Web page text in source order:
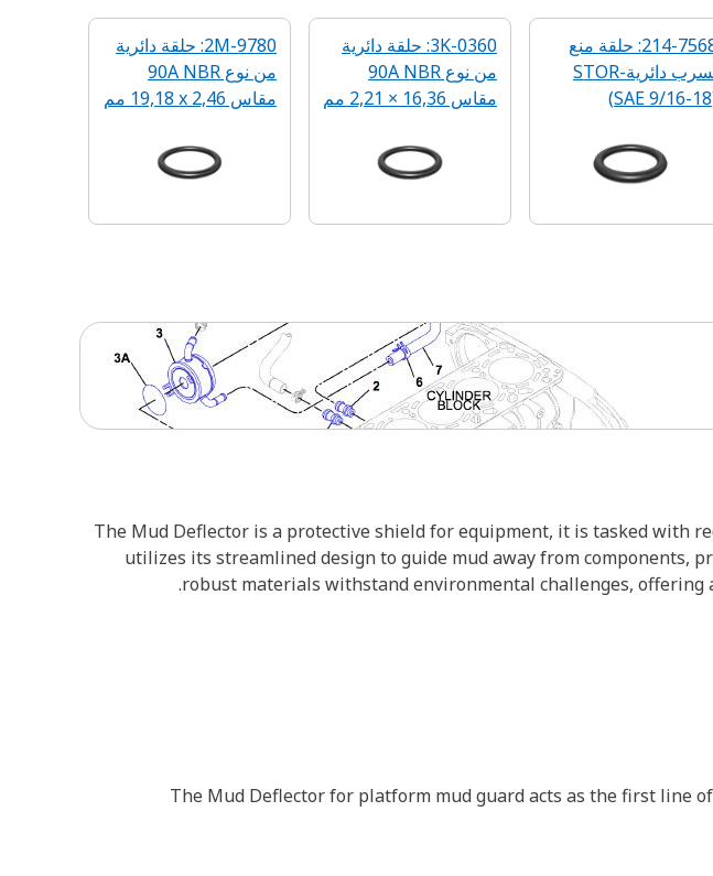
214-7568: حلقة منع
تسرب دائرية-STOR
3K-0360: حلقة دائرية
من نوع 90A NBR
مقاس ‏16,36 × 2,21 مم
2M-9780: حلقة دائرية
من نوع 90A NBR
مقاس 2,46 x‏ 19,18 مم
The Mud Deflector is a protective shield for equipment, it is tasked with
utilizes its streamlined design to guide mud away from components,
robust materials withstand environmental challenges,
The Mud Deflector for platform mud guard acts as the first line